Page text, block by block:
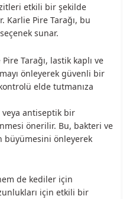
etkili bir şekilde
Karlie Pire Tarağı, bu
sunar.
Tarağı, lastik kaplı ve
önleyerek güvenli bir
elde tutmanıza
veya antiseptik bir
önerilir. Bu, bakteri ve
büyümesini önleyerek
de kediler için
için etkili bir